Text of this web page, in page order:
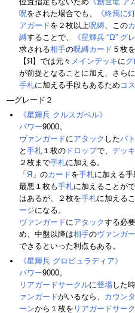
呪をされた場合でも、 《終焉に
アガードを２枚以上呪縛、この
縛することで、 《星輝兵 “Ω” グ
求される相手の呪縛カード ５枚
【Я】では元々 メインデッキにグ
が前提となることに加え、さら
手札に加える手段もあるため コ
―グレード２
《星輝兵 クルスガベル》
パワー9000。
ヴァンガードにアタック したバ
と 手札 １枚の ドロップで、 デッ
２枚まで手札に加える。
「 Я 」のカードを手札に加える手
最悪１枚も手札に加えることが
はあるが、２枚を手札に加える
ージになる。
ヴァンガードにアタックする必
め、中盤以降は相手のヴァンガ
できるといった利点もある。
《星輝兵 グロビュラディア》
パワー9000。
リアガードサークルに登場した
ァンガードがいるなら、 カウン
ーンから１枚を リアガードサー